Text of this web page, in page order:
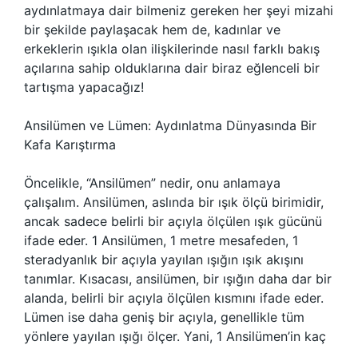
aydınlatmaya dair bilmeniz gereken her şeyi mizahi
bir şekilde paylaşacak hem de, kadınlar ve
erkeklerin ışıkla olan ilişkilerinde nasıl farklı bakış
açılarına sahip olduklarına dair biraz eğlenceli bir
tartışma yapacağız!
Ansilümen ve Lümen: Aydınlatma Dünyasında Bir
Kafa Karıştırma
Öncelikle, “Ansilümen” nedir, onu anlamaya
çalışalım. Ansilümen, aslında bir ışık ölçü birimidir,
ancak sadece belirli bir açıyla ölçülen ışık gücünü
ifade eder. 1 Ansilümen, 1 metre mesafeden, 1
steradyanlık bir açıyla yayılan ışığın ışık akışını
tanımlar. Kısacası, ansilümen, bir ışığın daha dar bir
alanda, belirli bir açıyla ölçülen kısmını ifade eder.
Lümen ise daha geniş bir açıyla, genellikle tüm
yönlere yayılan ışığı ölçer. Yani, 1 Ansilümen’in kaç